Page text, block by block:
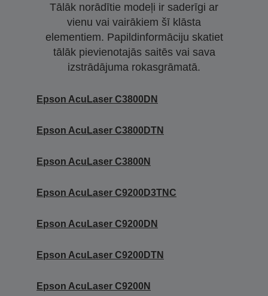
Tālāk norādītie modeļi ir saderīgi ar
vienu vai vairākiem šī klāsta
elementiem. Papildinformāciju skatiet
tālāk pievienotajās saitēs vai sava
izstrādājuma rokasgrāmatā.
Epson AcuLaser C3800DN
Epson AcuLaser C3800DTN
Epson AcuLaser C3800N
Epson AcuLaser C9200D3TNC
Epson AcuLaser C9200DN
Epson AcuLaser C9200DTN
Epson AcuLaser C9200N